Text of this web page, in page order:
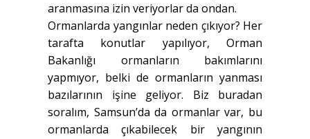
aranmasına izin veriyorlar da ondan.
Ormanlarda yangınlar neden çıkıyor? Her
tarafta konutlar yapılıyor, Orman
Bakanlığı ormanların bakımlarını
yapmıyor, belki de ormanların yanması
bazılarının işine geliyor. Biz buradan
soralım, Samsun’da da ormanlar var, bu
ormanlarda çıkabilecek bir yangının